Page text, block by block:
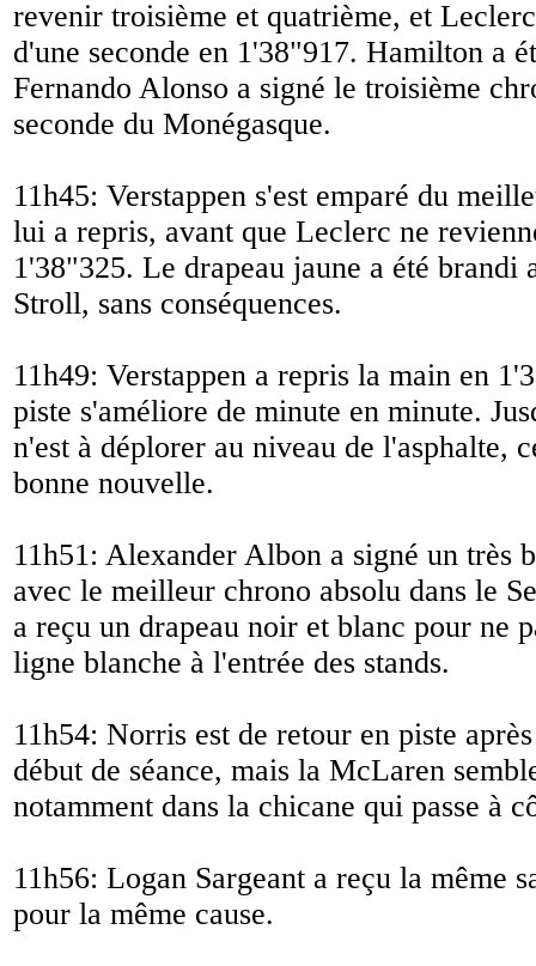
revenir troisième et quatrième, et
d'une seconde en 1'38"917. Hamilton a
Fernando Alonso a signé le troisième
seconde du Monégasque.
11h45: Verstappen s'est emparé du
lui a repris, avant que Leclerc ne
1'38"325. Le drapeau jaune a été brandi
Stroll, sans conséquences.
11h49: Verstappen a repris la main en
piste s'améliore de minute en minute.
n'est à déplorer au niveau de l'asphalte,
bonne nouvelle.
11h51: Alexander Albon a signé un très
avec le meilleur chrono absolu dans le
a reçu un drapeau noir et blanc pour ne
ligne blanche à l'entrée des stands.
11h54: Norris est de retour en piste
début de séance, mais la McLaren
notamment dans la chicane qui passe à
11h56: Logan Sargeant a reçu la même
pour la même cause.